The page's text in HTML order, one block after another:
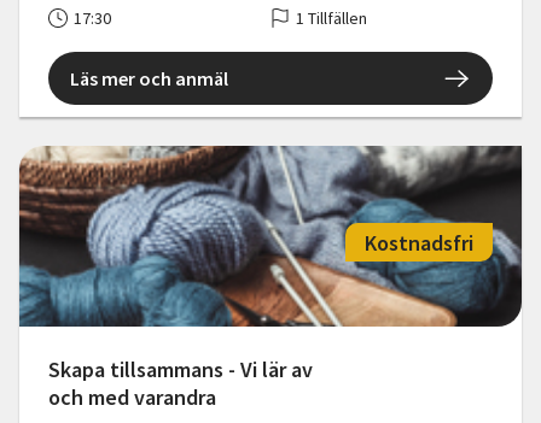
17:30
1 Tillfällen
Läs mer och anmäl
Skapa tillsammans - Vi lär av
och med varandra
Kostnadsfri